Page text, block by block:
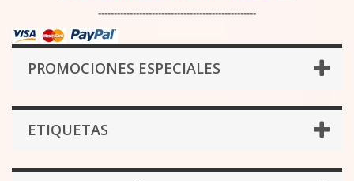
--------------------------------------------------
PROMOCIONES ESPECIALES
ETIQUETAS